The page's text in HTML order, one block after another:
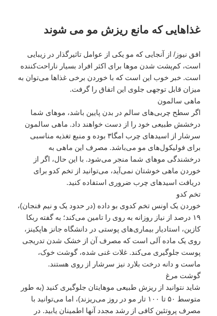
غذاهایی که مانع ریزش مو می شوند
افق نیوز/ از آنجایی که مو یکی از عوامل تاثیرگذار در زیبایی
است، کم‌پشت شدن موها برای اکثر افراد بسیار ناراحت‌کننده
است. خبر خوب این است که با خوردن برخی غذاها می‌توان به
میزان قابل توجهی جلوی این اتفاق را گرفت.
ماهی سالمون
اگر سطح چربی‌های سالم در بدن پایین باشد، موهای شما
درخشش طبیعی خود را از دست خواهند داد. ماهی سالمون
سرشار از اسیدهای چرب امگا۳ بوده و منبع تغذیه مناسبی
برای فولیکول‌های مو می‌باشد. مصرف این ماهی به
درخشندگی موهای شما منجر می‌شود. با این حال، اگر از
خوردن ماهی خوشتان نمی‌آید، می‌توانید از تخم کدو برای
دریافت اسیدهای چرب ضروری استفاده کنید.
تخم کدو
خوردن یک اونس تخم کدوی بو داده (در حدود یک و نیم فنجان)،
۱۹ درصد از نیاز روزانه به روی را تامین می‌کند؛ به گفته ربکا
کازین، استادیار بیماری‌های پوستی در دانشگاه جانز هاپکینز،
روی یک ماده آلی است که مصرف آن از خشک شدن تدریجی
پوست جلوگیری می‌کند. غلات غنی شده، گوشت خوک،
ماست و دانه درخت بلارد نیز سرشار از روی هستند.
گوشت مرغ
شاید نتوانید از ریزش طبیعی موهایتان جلوگیری کنید (به طور
متوسط ۵۰ تا ۱۰۰ تار مو در روز می‌ریزند)، اما می‌توانید با
مصرف پروتئین کافی از رشد مجدد آنها اطمینان یابید. در